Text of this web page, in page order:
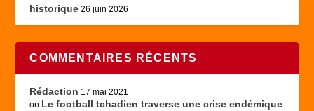
historique 26 juin 2026
COMMENTAIRES RÉCENTS
Rédaction 17 mai 2021
on Le football tchadien traverse une crise endémique